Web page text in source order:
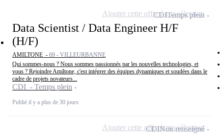
Data Scientist / Data Engineer H/F
(H/F)
AMILTONE - 69 - VILLEURBANNE
Qui sommes-nous ? Nous sommes passionnés par les nouvelles technologies, et
vous ? Rejoindre Amiltone, c'est intégrer des équipes dynamiques et soudées dans le
cadre de projets novateurs...
CDI - Temps plein
Publié il y a plus de 30 jours
CDITemps plein
Ajouter cette offre à ma sélection
CDINon renseigné
Ajouter cette offre à ma sélection